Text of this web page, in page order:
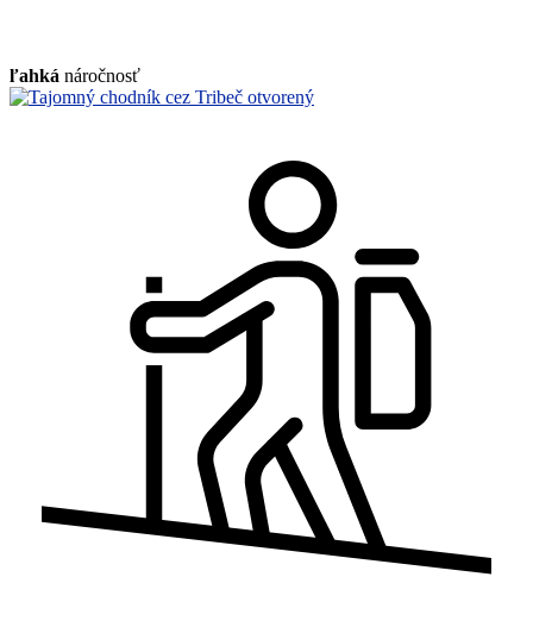
ľahká náročnosť